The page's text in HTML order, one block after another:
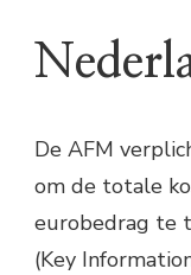
De AFM
om de totale
eurobedrag te
(Key